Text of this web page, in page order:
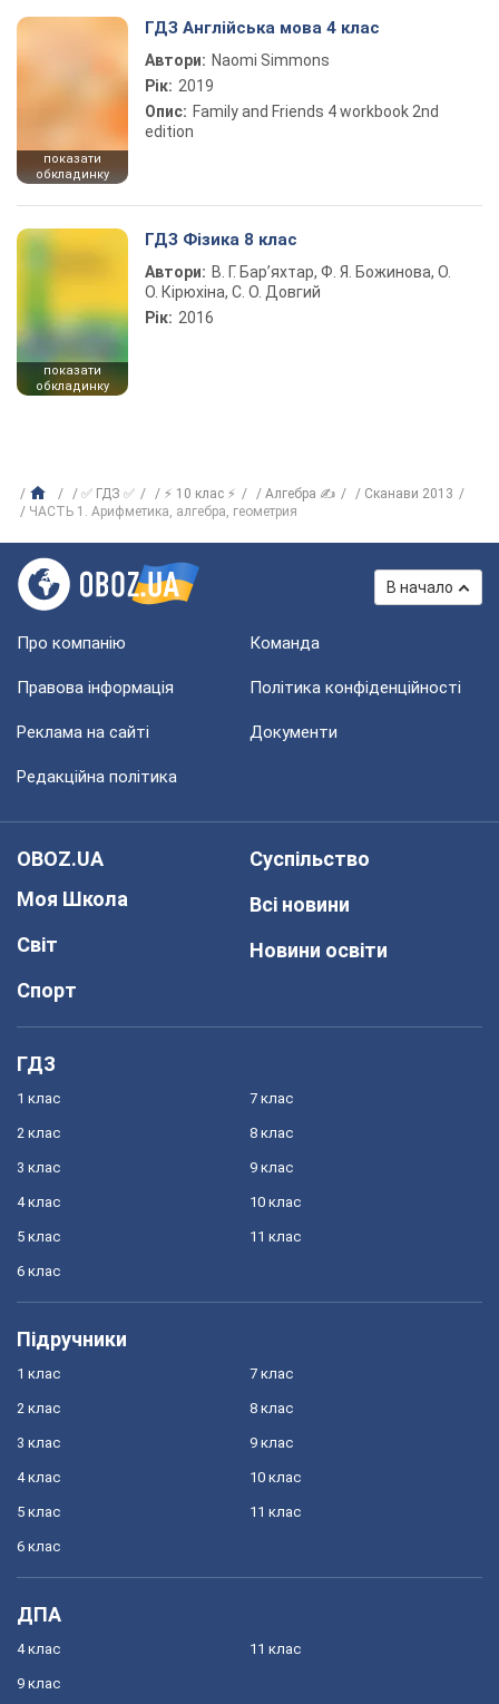
показати
обкладинку
ГДЗ Англійська мова 4 клас
Автори: Naomi Simmons
Рік: 2019
Опис: Family and Friends 4 workbook 2nd
edition
показати
обкладинку
ГДЗ Фізика 8 клас
Автори: В. Г. Бар’яхтар, Ф. Я. Божинова, О.
О. Кірюхіна, С. О. Довгий
Рік: 2016
✅ ГДЗ ✅ ⚡ 10 клас ⚡ Алгебра ✍
Сканави 2013
ЧАСТЬ 1. Арифметика, алгебра, геометрия
В начало
Про компанію Команда
Правова інформація Політика конфіденційності
Реклама на сайті Документи
Редакційна політика
OBOZ.UA
Моя Школа
Світ
Спорт
Суспільство
Всі новини
Новини освіти
ГДЗ
1 клас
2 клас
3 клас
4 клас
5 клас
6 клас
7 клас
8 клас
9 клас
10 клас
11 клас
Підручники
1 клас
2 клас
3 клас
4 клас
5 клас
6 клас
7 клас
8 клас
9 клас
10 клас
11 клас
ДПА
4 клас
9 клас
11 клас